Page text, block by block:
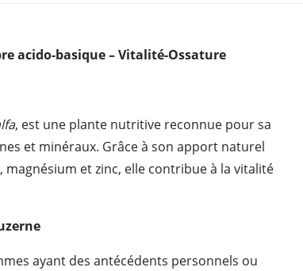
acido-basique – Vitalité-Ossature
, est une plante nutritive reconnue pour sa
et minéraux. Grâce à son apport naturel
magnésium et zinc, elle contribue à la vitalité
ayant des antécédents personnels ou